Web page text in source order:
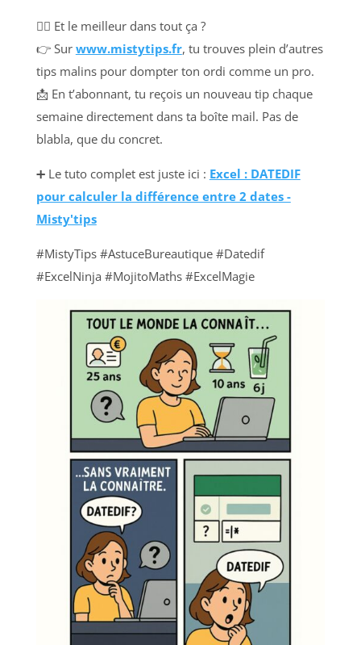
🧙‍♂️ Et le meilleur dans tout ça ?
👉 Sur www.mistytips.fr, tu trouves plein d’autres
tips malins pour dompter ton ordi comme un pro.
📩 En t’abonnant, tu reçois un nouveau tip chaque
semaine directement dans ta boîte mail. Pas de
blabla, que du concret.
➕ Le tuto complet est juste ici : Excel : DATEDIF
pour calculer la différence entre 2 dates -
Misty'tips
#MistyTips #AstuceBureautique #Datedif
#ExcelNinja #MojitoMaths #ExcelMagie